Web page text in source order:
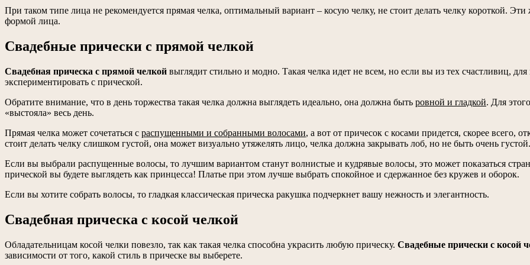
При таком типе лица не рекомендуется прямая челка, оптимальный вариант – косую челку, не стоит делать челку короткой.
формой лица.
Свадебные прически с прямой челкой
Свадебная прическа с прямой челкой выглядит стильно и модно. Такая челка идет не всем, но если вы из тех счастливиц,
экспериментировать с прической.
Обратите внимание, что в день торжества такая челка должна выглядеть идеально, она должна быть ровной и гладкой. Для
«выстояла» весь день.
Прямая челка может сочетаться с распущенными и собранными волосами, а вот от причесок с косами придется, скорее всего,
стоит делать челку слишком густой, она может визуально утяжелять лицо, челка должна закрывать лоб, но не быть очень густой.
Если вы выбрали распущенные волосы, то лучшим вариантом станут волнистые и кудрявые волосы, это может показаться
прической вы будете выглядеть как принцесса! Платье при этом лучше выбрать спокойное и сдержанное без кружев и оборок.
Если вы хотите собрать волосы, то гладкая классическая прическа ракушка подчеркнет вашу нежность и элегантность.
Свадебная прическа с косой челкой
Обладательницам косой челки повезло, так как такая челка способна украсить любую прическу. Свадебные прически с косой
зависимости от того, какой стиль в прическе вы выберете.